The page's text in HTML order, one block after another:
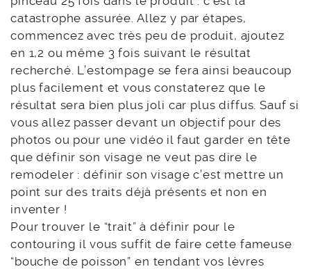
catastrophe assurée. Allez y par étapes,
commencez avec très peu de produit, ajoutez
en 1,2 ou même 3 fois suivant le résultat
recherché. L’estompage se fera ainsi beaucoup
plus facilement et vous constaterez que le
résultat sera bien plus joli car plus diffus. Sauf si
vous allez passer devant un objectif pour des
photos ou pour une vidéo il faut garder en tête
que définir son visage ne veut pas dire le
remodeler : définir son visage c’est mettre un
point sur des traits déjà présents et non en
inventer !
Pour trouver le “trait” à définir pour le
contouring il vous suffit de faire cette fameuse
“bouche de poisson” en tendant vos lèvres